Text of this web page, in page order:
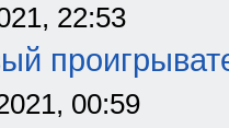
22:53
00:59